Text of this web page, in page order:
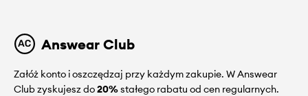
Answear Club
Załóż konto i oszczędzaj przy każdym zakupie. W Answear
Club zyskujesz do20%stałego rabatu od cen regularnych.